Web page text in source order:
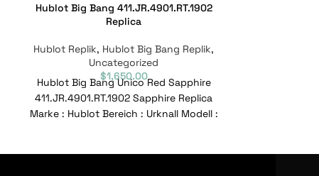
Hublot Big Bang 411.JR.4901.RT.1902
Replica
Hublot Replik, Hublot Big Bang Replik,
Uncategorized
$1,650.00
Hublot Big Bang Unico Red Sapphire
411.JR.4901.RT.1902 Sapphire Replica
Marke : Hublot Bereich : Urknall Modell :